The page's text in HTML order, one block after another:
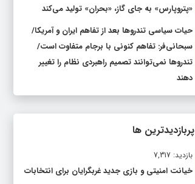
«پتروپارس» به جای گاز، «بحران» تولید می‌کند
حیات سیاسی تندروها بعد از تفاهم ایران و آمریکا/
سبحانی‌فر: تفاهم کنونی با برجام متفاوت است/
تندروها نمی‌توانند تصمیم راهبردی نظام را تغییر
دهند
پربازدیدترین ها
بازدید: 7,317
خیانت امنیتی و بازی جدید غربگرایان برای انتخابات